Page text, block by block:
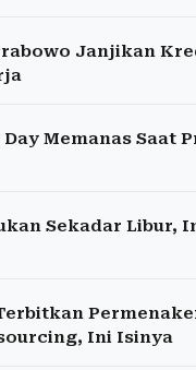
Janjikan
Day Memanas Saat
Sekadar Libur,
Permenaker
Ini Isinya